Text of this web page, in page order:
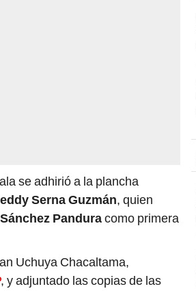
se adhirió a la plancha
Serna Guzmán, quien
Panduracomo primera
Uchuya Chacaltama,
, y adjuntado las copias de las